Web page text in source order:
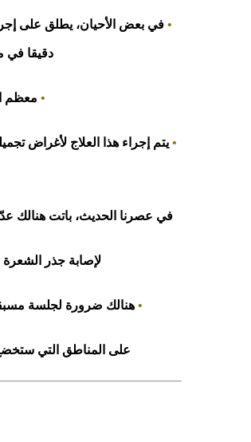
• في بعض الأحيان، يطلق على
دقيقا في
• معظم
• يتم إجراء هذا العلاج لأغراض
في عصرنا الحديث، باتت هنالك
لإصابة جذر
• هنالك ضرورة لجلسة
على المناطق التي